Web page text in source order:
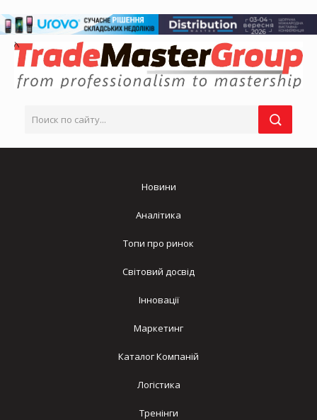
Новини
Аналітика
Топи про ринок
Світовий досвід
Інновації
Маркетинг
Каталог Компаній
Логістика
Тренінги